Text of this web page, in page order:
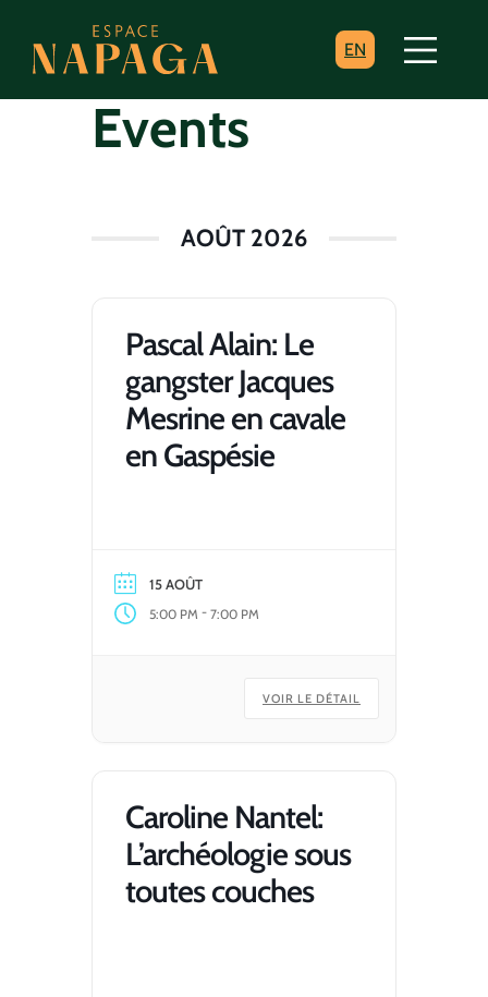
EN
Events
AOÛT 2026
Pascal Alain: Le
gangster Jacques
Mesrine en cavale
en Gaspésie
15 AOÛT
5:00 PM - 7:00 PM
VOIR LE DÉTAIL
Caroline Nantel:
L’archéologie sous
toutes couches